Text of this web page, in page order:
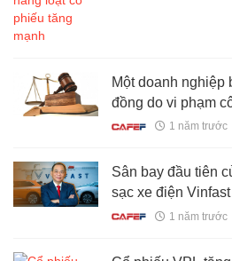
Một doanh nghiệp
đồng do vi phạm
1 năm trước
Sân bay đầu tiên
sạc xe điện Vinfast
1 năm trước